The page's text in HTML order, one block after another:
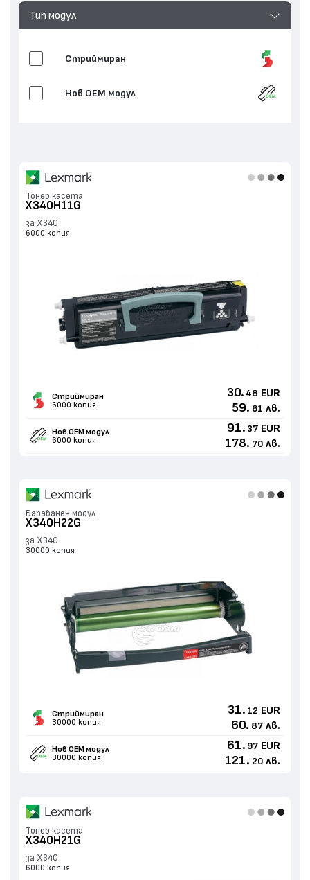
Тип модул
Стриймиран
Нов ОЕМ модул
Тонер касета
X340H11G
за X340
6000 копия
Стриймиран
6000 копия
30. 48 EUR
59. 61 лв.
Нов ОЕМ модул
6000 копия
91. 37 EUR
178. 70 лв.
Барабанен модул
X340H22G
за X340
30000 копия
Стриймиран
30000 копия
31. 12 EUR
60. 87 лв.
Нов ОЕМ модул
30000 копия
61. 97 EUR
121. 20 лв.
Тонер касета
X340H21G
за X340
6000 копия